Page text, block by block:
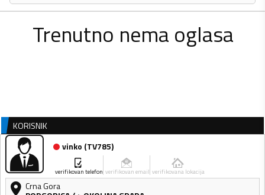
Trenutno nema oglasa
KORISNIK
vinko (TV785)
verifikovan telefon verifikovan email verifikovana lokacija
Crna Gora